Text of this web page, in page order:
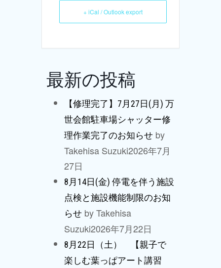
+ iCal / Outlook export
最新の投稿
【修理完了】7月27日(月) 万
世会館駐車場シャッター修
理作業完了のお知らせ by
Takehisa Suzuki2026年7月
27日
8月14日(金) 停電を伴う施設
点検と施設機能制限のお知
らせ by Takehisa
Suzuki2026年7月22日
8月22日（土） 【親子で
楽しむ葉っぱアート講習